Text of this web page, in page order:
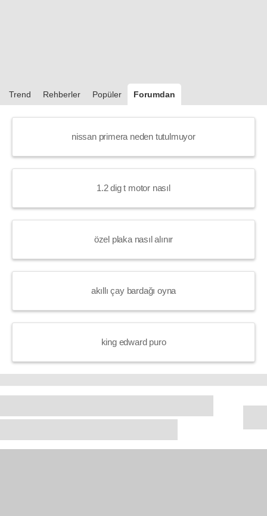
Trend Rehberler Popüler Forumdan
nissan primera neden tutulmuyor
1.2 dig t motor nasıl
özel plaka nasıl alınır
akıllı çay bardağı oyna
king edward puro